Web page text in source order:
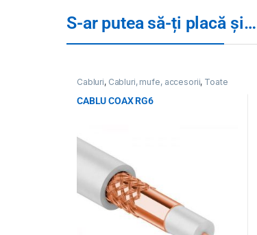
S-ar putea să-ți placă și…
Cabluri, Cabluri, mufe, accesorii, Toate
CABLU COAX RG6